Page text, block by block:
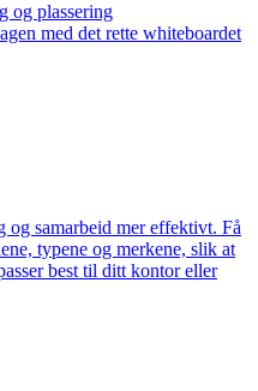
og plassering
med det rette whiteboardet
samarbeid mer effektivt. Få
typene og merkene, slik at
best til ditt kontor eller